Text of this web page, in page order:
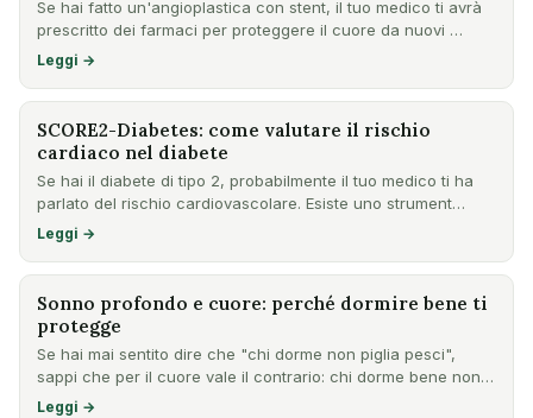
Se hai fatto un'angioplastica con stent, il tuo medico ti avrà
prescritto dei farmaci per proteggere il cuore da nuovi …
Leggi →
SCORE2-Diabetes: come valutare il rischio
cardiaco nel diabete
Se hai il diabete di tipo 2, probabilmente il tuo medico ti ha
parlato del rischio cardiovascolare. Esiste uno strument…
Leggi →
Sonno profondo e cuore: perché dormire bene ti
protegge
Se hai mai sentito dire che "chi dorme non piglia pesci",
sappi che per il cuore vale il contrario: chi dorme bene non
…Leggi →